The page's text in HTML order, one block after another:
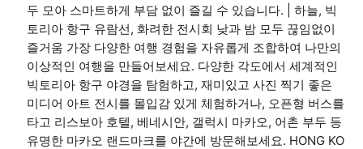
두 모아 스마트하게 부담 없이 즐길 수 있습니다. | 하늘, 빅
토리아 항구 유람선, 화려한 전시회 낮과 밤 모두 끊임없이
즐거움 가장 다양한 여행 경험을 자유롭게 조합하여 나만의
이상적인 여행을 만들어보세요. 다양한 각도에서 세계적인
빅토리아 항구 야경을 탐험하고, 재미있고 사진 찍기 좋은
미디어 아트 전시를 몰입감 있게 체험하거나, 오픈형 버스를
타고 리스보아 호텔, 베네시안, 갤럭시 마카오, 어촌 부두 등
유명한 마카오 랜드마크를 야간에 방문해보세요. HONG KO